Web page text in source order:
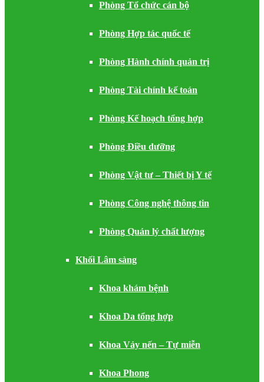
Phòng Tổ chức cán bộ
Phòng Hợp tác quốc tế
Phòng Hành chính quản trị
Phòng Tài chính kế toán
Phòng Kế hoạch tổng hợp
Phòng Điều dưỡng
Phòng Vật tư – Thiết bị Y tế
Phòng Công nghệ thông tin
Phòng Quản lý chất lượng
Khối Lâm sàng
Khoa khám bệnh
Khoa Da tổng hợp
Khoa Vảy nến – Tự miễn
Khoa Phong